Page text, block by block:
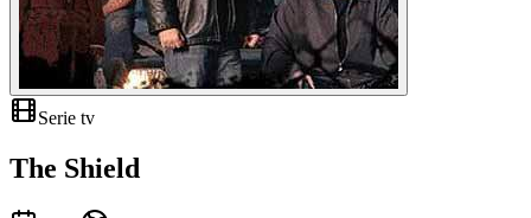
Serie tv
The Shield